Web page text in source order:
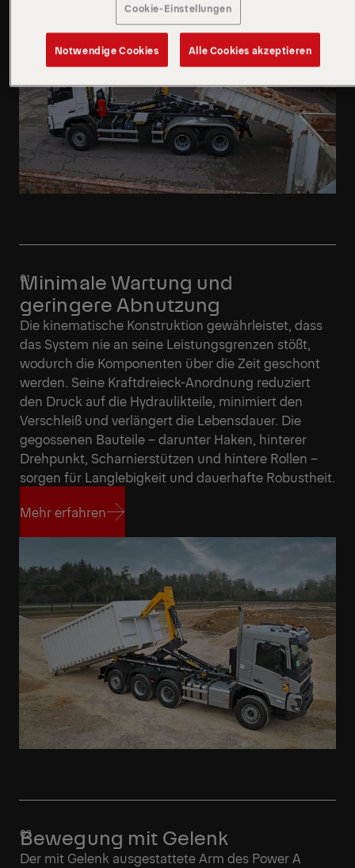
Minimale Wartung und
geringere Abnutzung
Die kinematische Konstruktion gewährleistet, dass
das System nie an seine Leistungsgrenzen stößt,
wodurch die Komponenten über die Zeit geschont
werden. Seine Kraftdreieck-Anordnung reduziert
den Druck auf die Hydraulikteile, minimiert den
Verschleiß und verlängert die Lebensdauer. Die
gegossenen Bauteile – darunter Haken, hinterer
Drehpunkt, Scharnierstützen und hintere Rollen –
sorgen für Langlebigkeit und dauerhafte Robustheit.
Mehr erfahren
Mehr erfahren
Bewegung mit Gelenk
Der mit Gelenk ausgestattete Arm des Power A
Cookie-Einstellungen
Notwendige Cookies Alle Cookies akzeptieren